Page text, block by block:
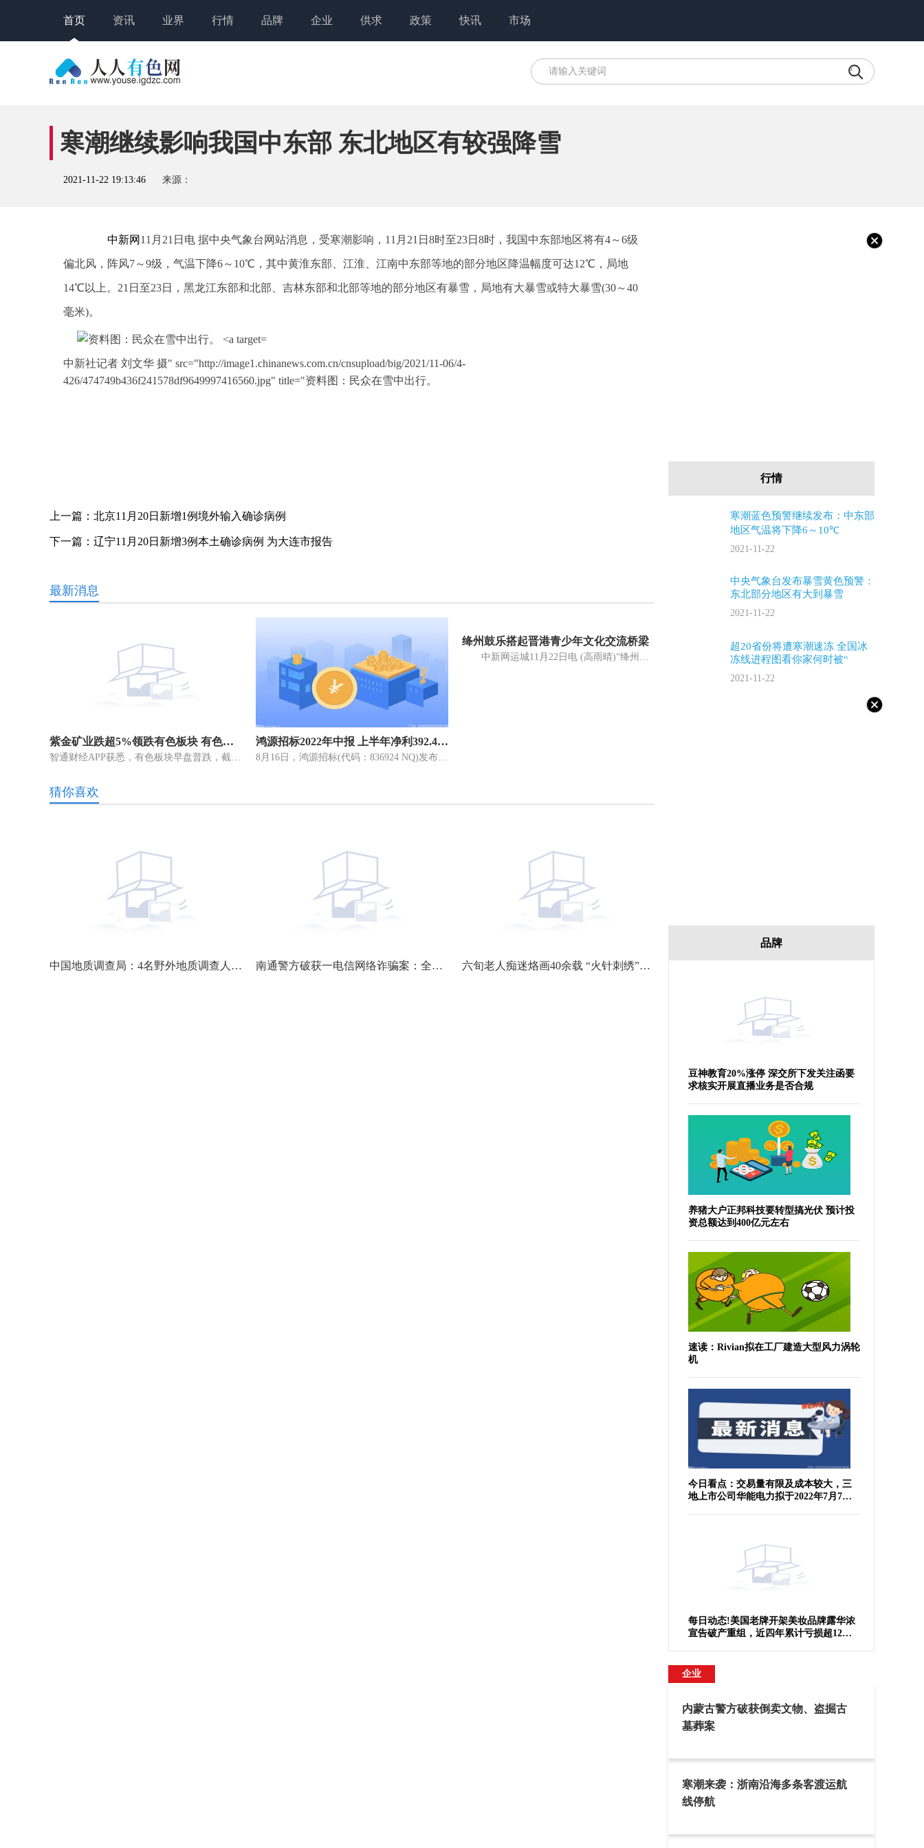
首页 资讯 业界 行情 品牌 企业 供求 政策 快讯 市场
寒潮继续影响我国中东部 东北地区有较强降雪
2021-11-22 19:13:46 来源：
中新网 11月21日电 据中央气象台网站消息，受寒潮影响，11月21日8时至23日8时，我国中东部地区将有4～6级
偏北风，阵风7～9级，气温下降6～10℃，其中黄淮东部、江淮、江南中东部等地的部分地区降温幅度可达12℃，局地
14℃以上。21日至23日，黑龙江东部和北部、吉林东部和北部等地的部分地区有暴雪，局地有大暴雪或特大暴雪(30～40
毫米)。
中新社记者 刘文华 摄" src="http://image1.chinanews.com.cn/cnsupload/big/2021/11-06/4-
426/474749b436f241578df9649997416560.jpg" title="资料图：民众在雪中出行。
上一篇： 北京11月20日新增1例境外输入确诊病例
下一篇： 辽宁11月20日新增3例本土确诊病例 为大连市报告
最新消息
紫金矿业跌超5%领跌有色板块 有色板块早盘普跌
智通财经APP获悉，有色板块早盘普跌，截至发稿，紫金矿业(02899)跌5 19%，报8 58港元;中国黄金国际(02099)跌4 53%，报23 2港元;中国有色矿
鸿源招标2022年中报 上半年净利392.48万元 同比增长10.62%
8月16日，鸿源招标(代码：836924 NQ)发布2022年半年报业绩报告。2022年1月1日-2022年6月30日，公司实现营业收入1745 69万元，同比增长8 92%
绛州鼓乐搭起晋港青少年文化交流桥梁
中新网运城11月22日电 (高雨晴)“绛州鼓乐为山西新绛与香港的青少年搭起一座文化交流桥梁。”山西绛州鼓乐艺术团团长杨丁洪22日接受记
猜你喜欢
中国地质调查局：4名野外地质调查人员不幸因公殉职 南通警方破获一电信网络诈骗案：全国10万余人寻医陷入“ 六旬老人痴迷烙画40余载 “火针刺绣”烫下铁笔丹青
行情
寒潮蓝色预警继续发布：中东部
地区气温将下降6～10℃
2021-11-22
中央气象台发布暴雪黄色预警：
东北部分地区有大到暴雪
2021-11-22
超20省份将遭寒潮速冻 全国冰
冻线进程图看你家何时被“
2021-11-22
品牌
豆神教育20%涨停 深交所下发关注函要
求核实开展直播业务是否合规
养猪大户正邦科技要转型搞光伏 预计投
资总额达到400亿元左右
速读：Rivian拟在工厂建造大型风力涡轮
机
今日看点：交易量有限及成本较大，三
地上市公司华能电力拟于2022年7月7日
每日动态!美国老牌开架美妆品牌露华浓
宣告破产重组，近四年累计亏损超12亿
企业
内蒙古警方破获倒卖文物、盗掘古
墓葬案
寒潮来袭：浙南沿海多条客渡运航
线停航